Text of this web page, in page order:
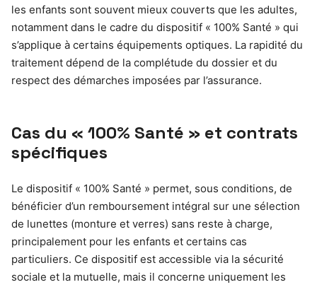
les enfants sont souvent mieux couverts que les adultes,
notamment dans le cadre du dispositif « 100% Santé » qui
s’applique à certains équipements optiques. La rapidité du
traitement dépend de la complétude du dossier et du
respect des démarches imposées par l’assurance.
Cas du « 100% Santé » et contrats
spécifiques
Le dispositif « 100% Santé » permet, sous conditions, de
bénéficier d’un remboursement intégral sur une sélection
de lunettes (monture et verres) sans reste à charge,
principalement pour les enfants et certains cas
particuliers. Ce dispositif est accessible via la sécurité
sociale et la mutuelle, mais il concerne uniquement les